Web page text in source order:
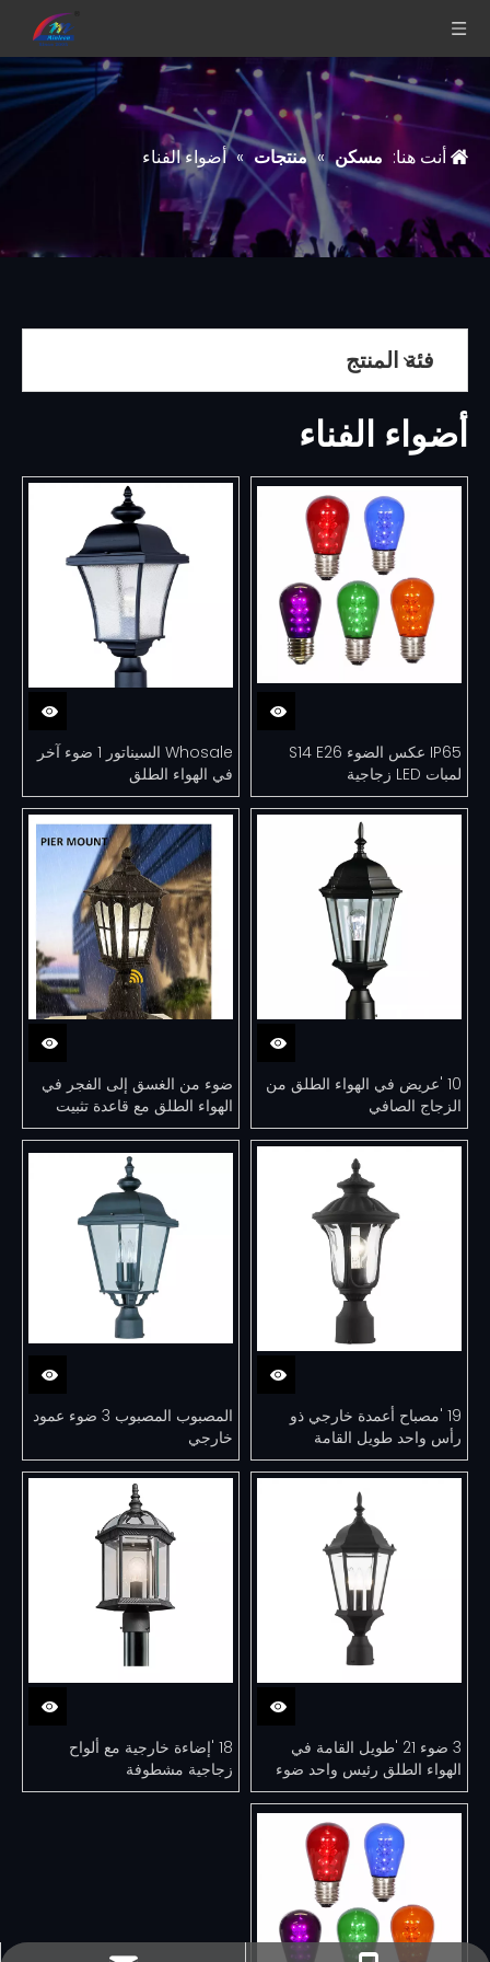
أنت هنا: مسكن » منتجات » أضواء الفناء
فئة المنتج
أضواء الفناء
IP65 عكس الضوء S14 E26
لمبات LED زجاجية
Whosale السيناتور 1 ضوء آخر
في الهواء الطلق
10 'عريض في الهواء الطلق من
الزجاج الصافي
ضوء من الغسق إلى الفجر في
الهواء الطلق مع قاعدة تثبيت
على الرصيف مقاس 3 بوصات
19 'مصباح أعمدة خارجي ذو
رأس واحد طويل القامة
المصبوب المصبوب 3 ضوء عمود
خارجي
3 ضوء 21 'طويل القامة في
الهواء الطلق رئيس واحد ضوء
العمود
18 'إضاءة خارجية مع ألواح
زجاجية مشطوفة